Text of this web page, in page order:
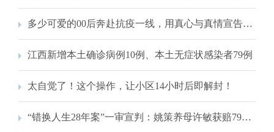
多少可爱的00后奔赴抗疫一线，用真心与真情宣告“我已经长大了！”
江西新增本土确诊病例10例、本土无症状感染者79例
太自觉了！这个操作，让小区14小时后即解封！
“错换人生28年案”一审宣判：姚策养母许敏获赔79万元